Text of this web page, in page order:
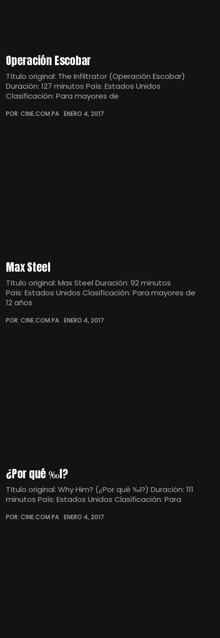
Operación Escobar
Título original: The Infiltrator (Operación Escobar)
Duración: 127 minutos País: Estados Unidos
Clasificación: Para mayores de
POR: CINE.COM.PA ENERO 4, 2017
Max Steel
Título original: Max Steel Duración: 92 minutos
País: Estados Unidos Clasificación: Para mayores de
12 años
POR: CINE.COM.PA ENERO 4, 2017
¿Por qué ‰l?
Título original: Why Him? (¿Por qué ‰l?) Duración: 111
minutos País: Estados Unidos Clasificación: Para
POR: CINE.COM.PA ENERO 4, 2017